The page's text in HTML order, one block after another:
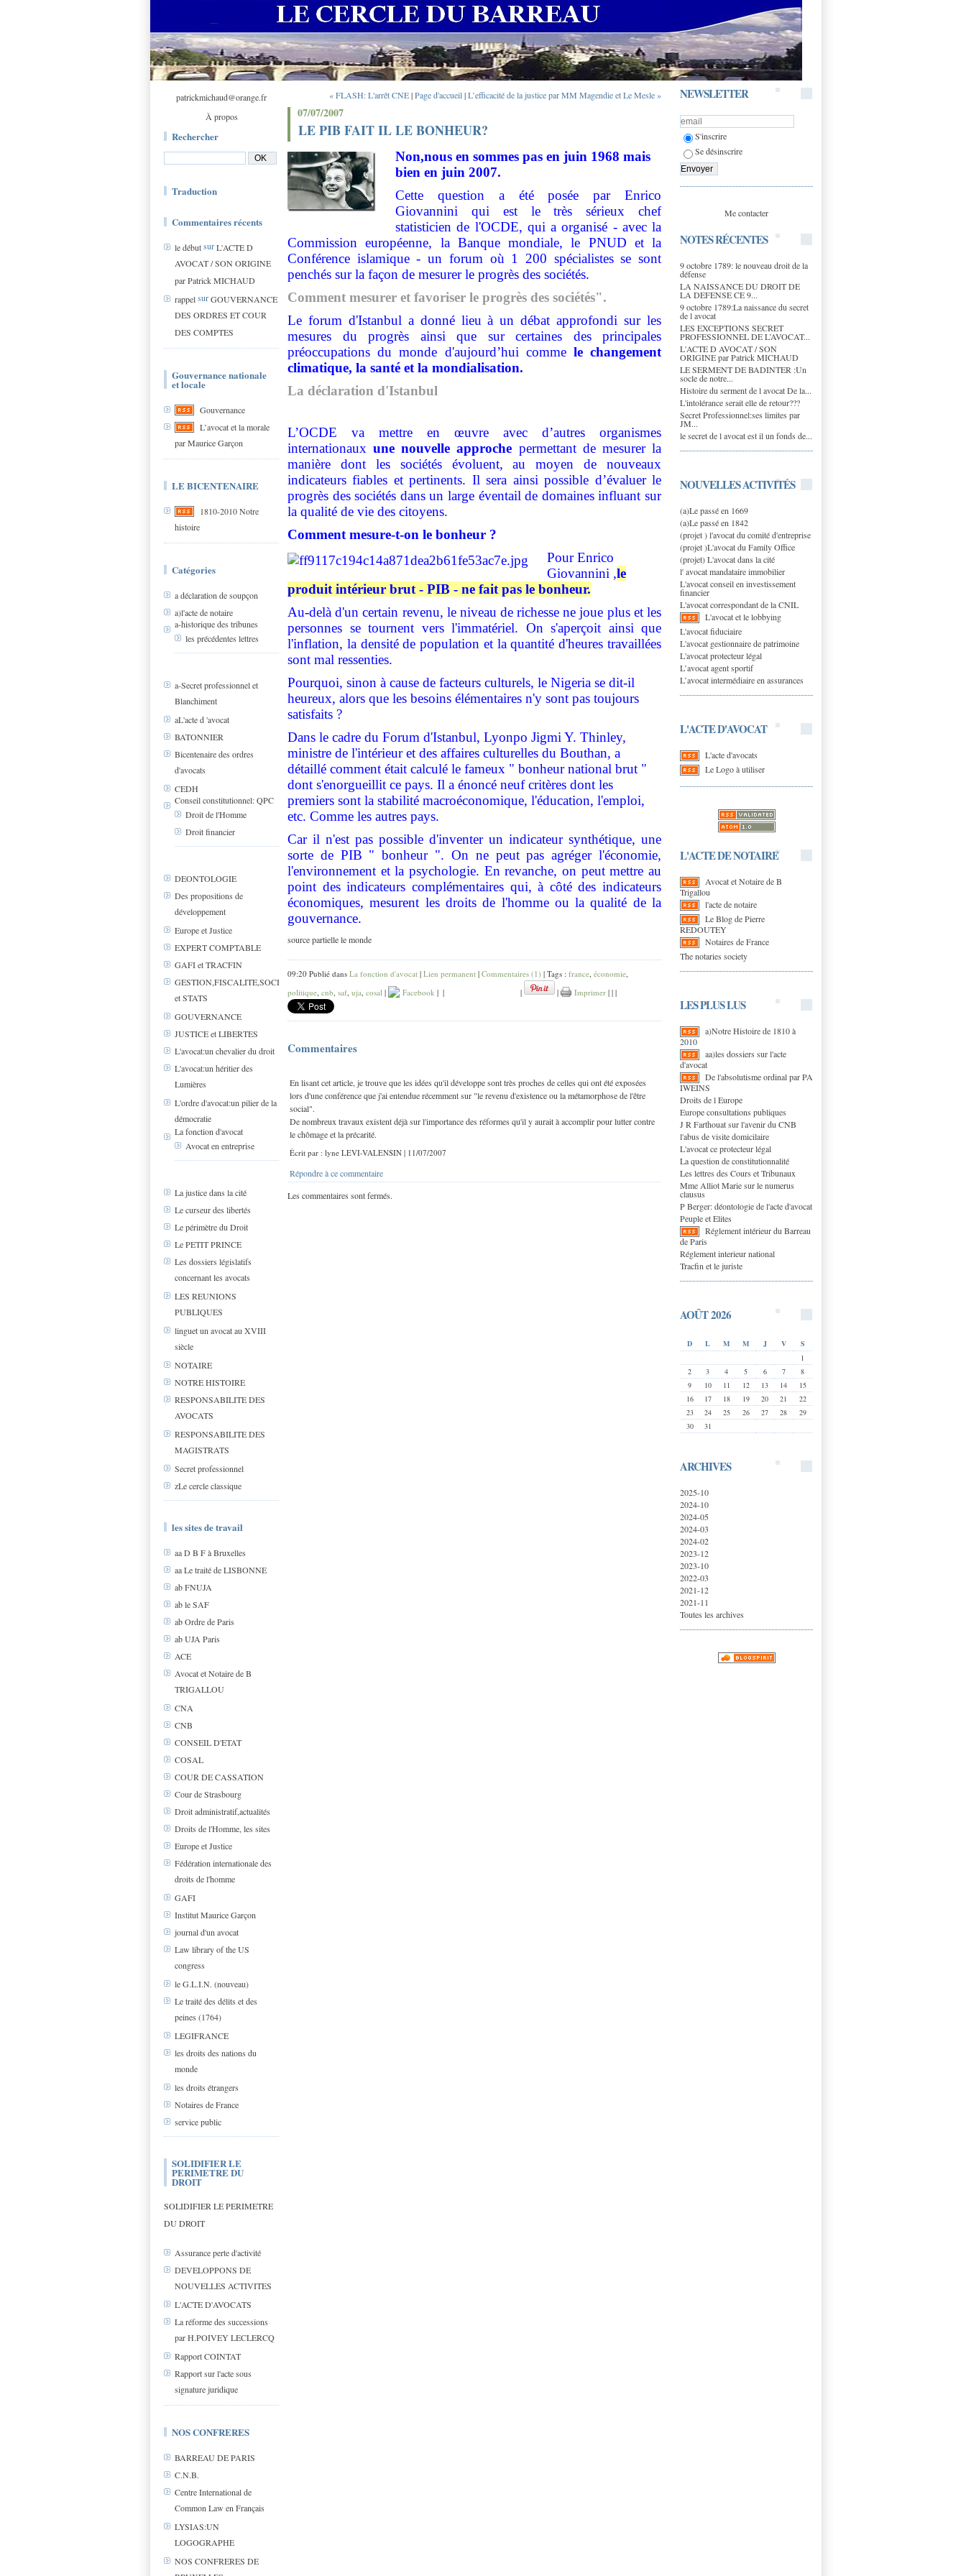
patrickmichaud@orange.fr
À propos
Rechercher
Traduction
Commentaires récents
le débutsurL'ACTE D
AVOCAT / SON ORIGINE
par Patrick MICHAUD
rappelsurGOUVERNANCE
DES ORDRES ET COUR
DES COMPTES
Gouvernance nationale
et locale
Gouvernance
L’avocat et la morale
par Maurice Garçon
LE BICENTENAIRE
1810-2010 Notre
histoire
Catégories
a déclaration de soupçon
a)l'acte de notaire
a-historique des tribunes
les précédentes lettres
a-Secret professionnel et
Blanchiment
aL'acte d 'avocat
BATONNIER
Bicentenaire des ordres
d'avocats
CEDH
Conseil constitutionnel: QPC
Droit de l'Homme
Droit financier
DEONTOLOGIE
Des propositions de
développement
Europe et Justice
EXPERT COMPTABLE
GAFI et TRACFIN
GESTION,FISCALITE,SOCIAL
et STATS
GOUVERNANCE
JUSTICE et LIBERTES
L'avocat:un chevalier du droit
L'avocat:un héritier des
Lumières
L'ordre d'avocat:un pilier de la
démocratie
La fonction d'avocat
Avocat en entreprise
La justice dans la cité
Le curseur des libertés
Le périmètre du Droit
Le PETIT PRINCE
Les dossiers législatifs
concernant les avocats
LES REUNIONS
PUBLIQUES
linguet un avocat au XVIII
siècle
NOTAIRE
NOTRE HISTOIRE
RESPONSABILITE DES
AVOCATS
RESPONSABILITE DES
MAGISTRATS
Secret professionnel
zLe cercle classique
les sites de travail
aa D B F à Bruxelles
aa Le traité de LISBONNE
ab FNUJA
ab le SAF
ab Ordre de Paris
ab UJA Paris
ACE
Avocat et Notaire de B
TRIGALLOU
CNA
CNB
CONSEIL D'ETAT
COSAL
COUR DE CASSATION
Cour de Strasbourg
Droit administratif,actualités
Droits de l'Homme, les sites
Europe et Justice
Fédération internationale des
droits de l'homme
GAFI
Institut Maurice Garçon
journal d'un avocat
Law library of the US
congress
le G.L.I.N. (nouveau)
Le traité des délits et des
peines (1764)
LEGIFRANCE
les droits des nations du
monde
les droits étrangers
Notaires de France
service public
SOLIDIFIER LE
PERIMETRE DU
DROIT
SOLIDIFIER LE PERIMETRE
DU DROIT
Assurance perte d'activité
DEVELOPPONS DE
NOUVELLES ACTIVITES
L'ACTE D'AVOCATS
La réforme des successions
par H.POIVEY LECLERCQ
Rapport COINTAT
Rapport sur l'acte sous
signature juridique
NOS CONFRERES
BARREAU DE PARIS
C.N.B.
Centre International de
Common Law en Français
LYSIAS:UN
LOGOGRAPHE
NOS CONFRERES DE
NEWSLETTER
S'inscrire
Se désinscrire
Me contacter
NOTES RÉCENTES
9 octobre 1789: le nouveau droit de la
défense
LA NAISSANCE DU DROIT DE
LA DEFENSE CE 9...
9 octobre 1789:La naissance du secret
de l avocat
LES EXCEPTIONS SECRET
PROFESSIONNEL DE L’AVOCAT...
L'ACTE D AVOCAT / SON
ORIGINE par Patrick MICHAUD
LE SERMENT DE BADINTER :Un
socle de notre...
Histoire du serment de l avocat De la...
L'intolérance serait elle de retour???
Secret Professionnel:ses limites par
JM...
le secret de l avocat est il un fonds de...
NOUVELLES ACTIVITÉS
(a)Le passé en 1669
(a)Le passé en 1842
(projet ) l'avocat du comité d'entreprise
(projet )L'avocat du Family Office
(projet) L'avocat dans la cité
l' avocat mandataire immobilier
L'avocat conseil en investissement
financier
L'avocat correspondant de la CNIL
L'avocat et le lobbying
L'avocat fiduciaire
L'avocat gestionnaire de patrimoine
L'avocat protecteur légal
L’avocat agent sportif
L’avocat intermédiaire en assurances
L'ACTE D'AVOCAT
L'acte d'avocats
Le Logo à utiliser
L'ACTE DE NOTAIRE
Avocat et Notaire de B
Trigallou
l'acte de notaire
Le Blog de Pierre
REDOUTEY
Notaires de France
The notaries society
LES PLUS LUS
a)Notre Histoire de 1810 à
2010
aa)les dossiers sur l'acte
d'avocat
De l'absolutisme ordinal par PA
IWEINS
Droits de l Europe
Europe consultations publiques
J R Farthouat sur l'avenir du CNB
l'abus de visite domicilaire
L'avocat ce protecteur légal
La question de constitutionnalité
Les lettres des Cours et Tribunaux
Mme Alliot Marie sur le numerus
clausus
P Berger: déontologie de l'acte d'avocat
Peuple et Elites
Réglement intérieur du Barreau
de Paris
Réglement interieur national
Tracfin et le juriste
AOÛT 2026
D L M M J V
S
1
2
3 4 5 6 7
8
9
10 11 12 13 14
15
16
17 18 19 20 21
22
23
24 25 26 27 28
29
30
31
ARCHIVES
2025-10
2024-10
2024-05
2024-03
2024-02
2023-12
2023-10
2022-03
2021-12
2021-11
Toutes les archives
« FLASH: L'arrêt CNE|Page d'accueil|L’efficacité de la justice par MM Magendie et Le Mesle »
07/07/2007
LE PIB FAIT IL LE BONHEUR?
Non,nous en sommes pas en juin 1968 mais
bien en juin 2007.
Cette question a été posée par Enrico
Giovannini qui est le très sérieux chef
statisticien de l'OCDE, qui a organisé - avec la
Commission européenne, la Banque mondiale, le PNUD et la
Conférence islamique - un forum où 1 200 spécialistes se sont
penchés sur la façon de mesurer le progrès des sociétés.
Comment mesurer et favoriser le progrès des sociétés".
Le forum d'Istanbul a donné lieu à un débat approfondi sur les
mesures du progrès ainsi que sur certaines des principales
préoccupations du monde d'aujourd’hui comme le changement
climatique, la santé et la mondialisation.
La déclaration d'Istanbul
L’OCDE va mettre en œuvre avec d’autres organismes
internationauxune nouvelle approche permettant de mesurer la
manière dont les sociétés évoluent, au moyen de nouveaux
indicateurs fiables et pertinents. Il sera ainsi possible d’évaluer le
progrès des sociétés dans un large éventail de domaines influant sur
la qualité de vie des citoyens.
Comment mesure-t-on le bonheur ?
Pour Enrico
Giovannini ,le
produit intérieur brut - PIB - ne fait pas le bonheur.
Au-delà d'un certain revenu, le niveau de richesse ne joue plus et les
personnes se tournent vers l'immatériel. On s'aperçoit ainsi que
l'inflation, la densité de population et la quantité d'heures travaillées
sont mal ressenties.
Pourquoi, sinon à cause de facteurs culturels, le Nigeria se dit-il
heureux, alors que les besoins élémentaires n'y sont pas toujours
satisfaits ?
Dans le cadre du Forum d'Istanbul, Lyonpo Jigmi Y. Thinley,
ministre de l'intérieur et des affaires culturelles du Bouthan, a
détaillé comment était calculé le fameux " bonheur national brut "
dont s'enorgueillit ce pays. Il a énoncé neuf critères dont les
premiers sont la stabilité macroéconomique, l'éducation, l'emploi,
etc. Comme les autres pays.
Car il n'est pas possible d'inventer un indicateur synthétique, une
sorte de PIB " bonheur ". On ne peut pas agréger l'économie,
l'environnement et la psychologie. En revanche, on peut mettre au
point des indicateurs complémentaires qui, à côté des indicateurs
économiques, mesurent les droits de l'homme ou la qualité de la
gouvernance.
source partielle le monde
09:20 Publié dans La fonction d'avocat | Lien permanent | Commentaires (1) | Tags : france, économie,
politique, cnb, saf, uja, cosal | Facebook | | | | Imprimer | | |
Commentaires
En lisant cet article, je trouve que les idées qu'il développe sont très proches de celles qui ont été exposées
lors d'une conférence que j'ai entendue récemment sur "le revenu d'existence ou la métamorphose de l'être
social".
De nombreux travaux existent déjà sur l'importance des réformes qu'il y aurait à accomplir pour lutter contre
le chômage et la précarité.
Écrit par : lyne LEVI-VALENSIN | 11/07/2007
Répondre à ce commentaire
Les commentaires sont fermés.